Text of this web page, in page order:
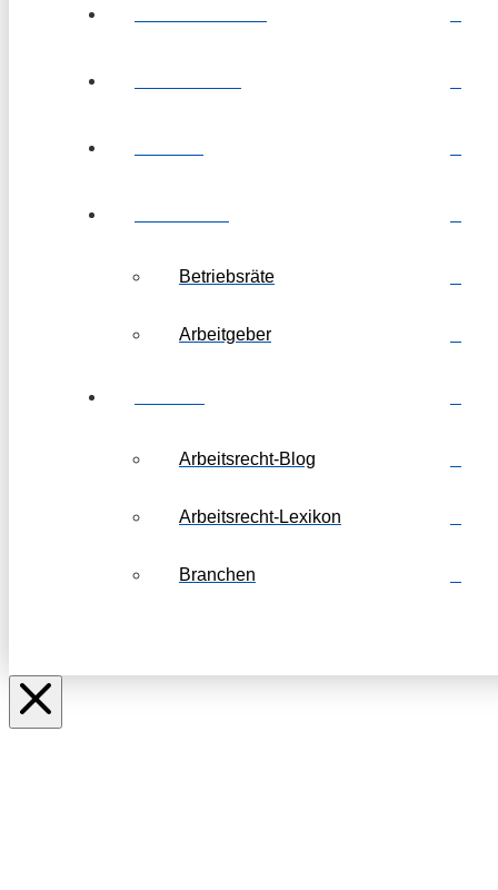
Betriebsräte
Arbeitgeber
Arbeitsrecht-Blog
Arbeitsrecht-Lexikon
Branchen